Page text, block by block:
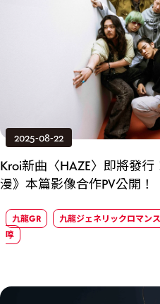
2025-08-22
Kroi新曲〈HAZE〉即將發
漫》本篇影像合作PV公開！
九龍GR 九龍ジェネリックロマンス
啍